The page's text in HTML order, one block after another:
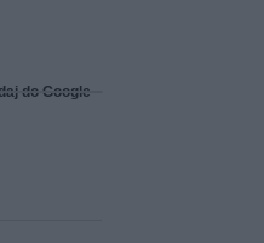
do Google